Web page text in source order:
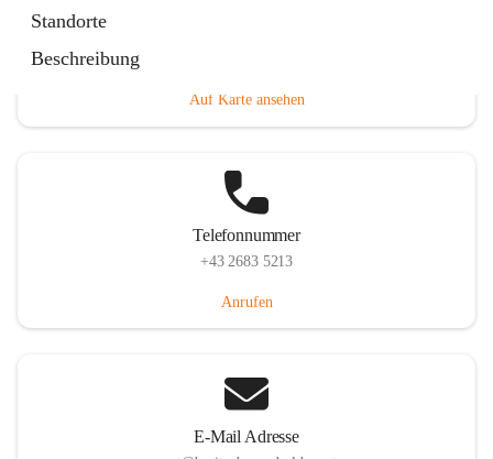
Standorte
Beschreibung
Auf Karte ansehen
Telefonnummer
+43 2683 5213
Anrufen
E-Mail Adresse